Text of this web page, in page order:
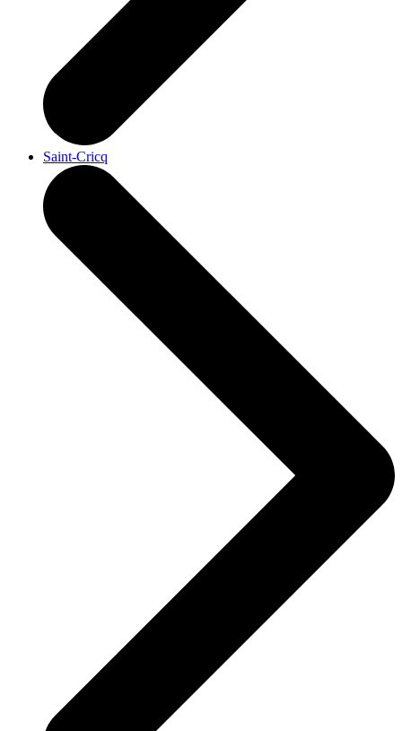
Saint-Cricq